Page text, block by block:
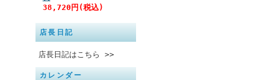
38,720円(税込)
店長日記
店長日記はこちら >>
カレンダー